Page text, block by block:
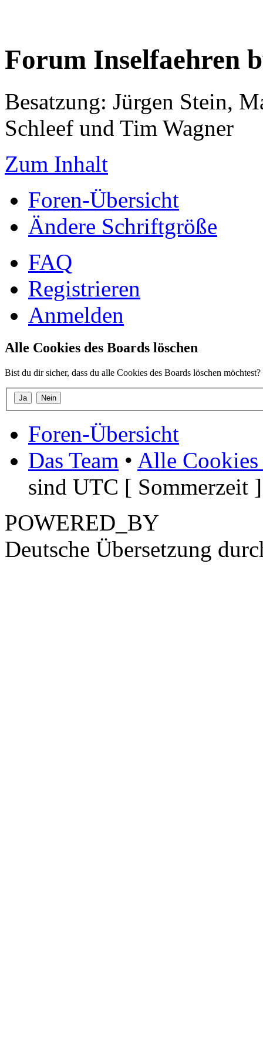
Forum Inselfaehren
Besatzung: Jürgen Stein,
Schleef und Tim Wagner
Zum Inhalt
Foren-Übersicht
Ändere Schriftgröße
FAQ
Registrieren
Anmelden
Alle Cookies des Boards löschen
Bist du dir sicher, dass du alle Cookies des Boards löschen möchtest?
Foren-Übersicht
Das Team • Alle Cookies
sind UTC [ Sommerzeit ]
POWERED_BY
Deutsche Übersetzung